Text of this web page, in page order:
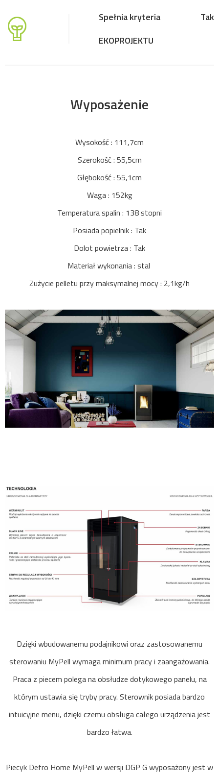
Spełnia kryteria
EKOPROJEKTU
Tak
Wyposażenie
Wysokość : 111,7cm
Szerokość : 55,5cm
Głębokość : 55,1cm
Waga : 152kg
Temperatura spalin : 138 stopni
Posiada popielnik : Tak
Dolot powietrza : Tak
Materiał wykonania : stal
Zużycie pelletu przy maksymalnej mocy : 2,1kg/h
Dzięki wbudowanemu podajnikowi oraz zastosowanemu
sterowaniu MyPell wymaga minimum pracy i zaangażowania.
Praca z piecem polega na obsłudze dotykowego panelu, na
którym ustawia się tryby pracy. Sterownik posiada bardzo
intuicyjne menu, dzięki czemu obsługa całego urządzenia jest
bardzo łatwa.
Piecyk Defro Home MyPell w wersji DGP G wyposażony jest w